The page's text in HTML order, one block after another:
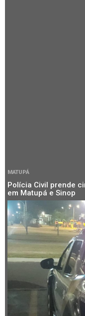
MATUPÁ
Polícia Civil prende
em Matupá e Sinop